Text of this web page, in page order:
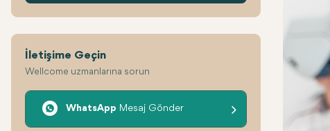
İletişime Geçin
Wellcome uzmanlarına sorun
WhatsApp Mesaj Gönder